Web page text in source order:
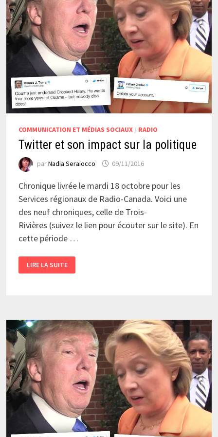
COMMUNICATION ET MÉDIAS SOCIAUX/ RADIO
Twitter et son impact sur la politique
parNadia Seraiocco 09/11/2016
Chronique livrée le mardi 18 octobre pour les
Services régionaux de Radio-Canada. Voici une
des neuf chroniques, celle de Trois-
Rivières (suivez le lien pour écouter sur le site). En
cette période …
TWITTER
ET
SON
LIRE LA SUITE